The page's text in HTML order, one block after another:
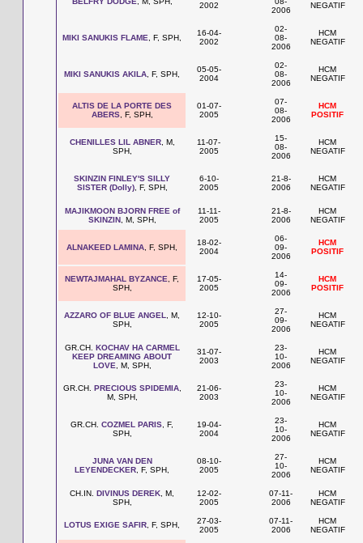
2002
2006
NEGATIF
MIKI SANUKIS FLAME , F, SPH,
16-04-
2002
02-
08-
2006
HCM
NEGATIF
MIKI SANUKIS AKILA , F, SPH,
05-05-
2004
02-
08-
2006
HCM
NEGATIF
ALTIS DE LA PORTE DES
ABERS, F, SPH,
01-07-
2005
07-
08-
2006
HCM
POSITIF
CHENILLES LIL ABNER, M,
SPH,
11-07-
2005
15-
08-
2006
HCM
NEGATIF
SKINZIN FINLEY'S SILLY
SISTER (Dolly), F, SPH,
6-10-
2005
21-8-
2006
HCM
NEGATIF
MAJIKMOON BJORN FREE of
SKINZIN, M, SPH,
11-11-
2005
21-8-
2006
HCM
NEGATIF
ALNAKEED LAMINA , F, SPH,
18-02-
2004
06-
09-
2006
HCM
POSITIF
NEWTAJMAHAL BYZANCE , F,
SPH,
17-05-
2005
14-
09-
2006
HCM
POSITIF
AZZARO OF BLUE ANGEL
, M,
SPH,
12-10-
2005
27-
09-
2006
HCM
NEGATIF
GR.CH. KOCHAV HA CARMEL
KEEP DREAMING ABOUT
LOVE , M, SPH,
31-07-
2003
23-
10-
2006
HCM
NEGATIF
GR.CH. PRECIOUS SPIDEMIA,
M, SPH,
21-06-
2003
23-
10-
2006
HCM
NEGATIF
GR.CH. COZMEL PARIS , F,
SPH,
19-04-
2004
23-
10-
2006
HCM
NEGATIF
JUNA VAN DEN
LEYENDECKER , F, SPH,
08-10-
2005
27-
10-
2006
HCM
NEGATIF
CH.IN. DIVINUS DEREK , M,
SPH,
12-02-
2005
07-11-
2006
HCM
NEGATIF
LOTUS EXIGE SAFIR , F, SPH,
27-03-
2005
07-11-
2006
HCM
NEGATIF